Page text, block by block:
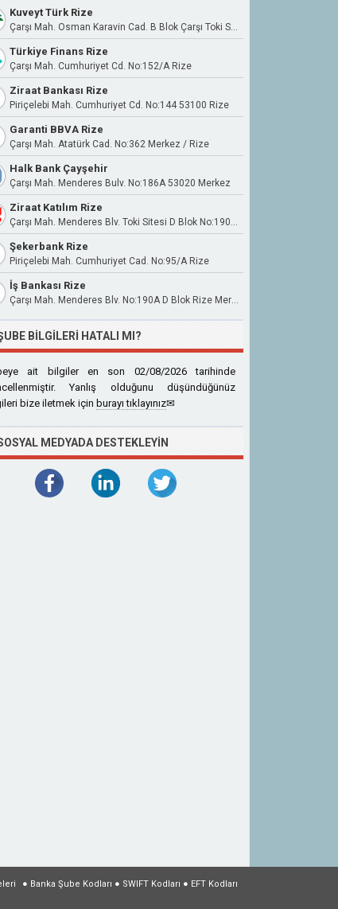
Kuveyt Türk Rize
Çarşı Mah. Osman Karavin Cad. B Blok Çarşı Toki Sitesi No:31 Merkez/Rize
Türkiye Finans Rize
Çarşı Mah. Cumhuriyet Cd. No:152/A Rize
Ziraat Bankası Rize
Piriçelebi Mah. Cumhuriyet Cd. No:144 53100 Rize
Garanti BBVA Rize
Çarşı Mah. Atatürk Cad. No:362 Merkez / Rize
Halk Bank Çayşehir
Çarşı Mah. Menderes Bulv. No:186A 53020 Merkez
Ziraat Katılım Rize
Çarşı Mah. Menderes Blv. Toki Sitesi D Blok No:190F Merkez / Rize
Şekerbank Rize
Piriçelebi Mah. Cumhuriyet Cad. No:95/A Rize
İş Bankası Rize
Çarşı Mah. Menderes Blv. No:190A D Blok Rize Merkez
BILGILERI HATALI MI?
ait bilgiler en son 02/08/2026 tarihinde
Yanlış olduğunu düşündüğünüz
bize iletmek için burayı tıklayınız✉
MEDYADA DESTEKLEYIN
● Banka Şube Kodları ● SWIFT Kodları ● EFT Kodları